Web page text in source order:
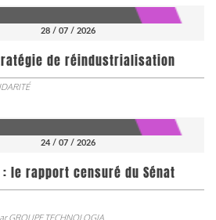
28 / 07 / 2026
de réindustrialisation
24 / 07 / 2026
le rapport censuré du Sénat
GROUPE TECHNOLOGIA